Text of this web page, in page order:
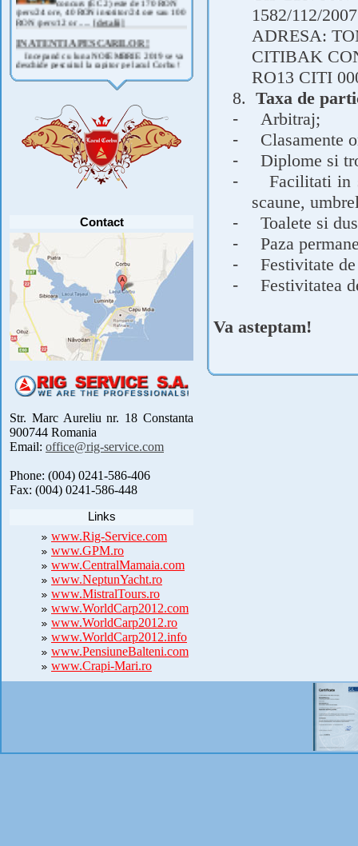
/pers/24 ore, 40 RON insotitor/24 ore sau 100
RON /pers/12 or .....[detalii]
IN ATENTIA PESCARILOR !
Incepand cu luna NOIEMBRIE 2019 se va
deschide pescuitul la rapitor pe lacul Corbu !
Detalii si regulament, in curand ! .....[detalii]
ANUNT IMPORTANT
COVID 19- DIN MOTIVE DE SIGURANTA ,
CAT SI A REGLEMENTARILOR LEGALE ,
PRECUM SI RETRAGEREA UNOR
PARTICIPANTI .....[detalii]
Anunt important
Va anuntam ca editia 30 a concursului de
pescuit CUPA RIG la CRAP din perioada 2-5
septembrie 2021 se reprogrameaza pentru luna
Contact
Str. Marc Aureliu nr. 18 Constanta
900744 Romania
Email: office@rig-service.com
Phone: (004) 0241-586-406
Fax: (004) 0241-586-448
Links
www.Rig-Service.com
www.GPM.ro
www.CentralMamaia.com
www.NeptunYacht.ro
www.MistralTours.ro
www.WorldCarp2012.com
www.WorldCarp2012.ro
www.WorldCarp2012.info
www.PensiuneBalteni.com
www.Crapi-Mari.ro
1582/112/
ADRESA:
CITIBAK
RO13 CITI
8. Taxa de
-
Arbitraj;
-
Clasamente
-
Diplome si
-
Facilitati in
scaune,
-
Toalete si
-
Paza
-
Festivitate
-
Festivitatea
Va asteptam!